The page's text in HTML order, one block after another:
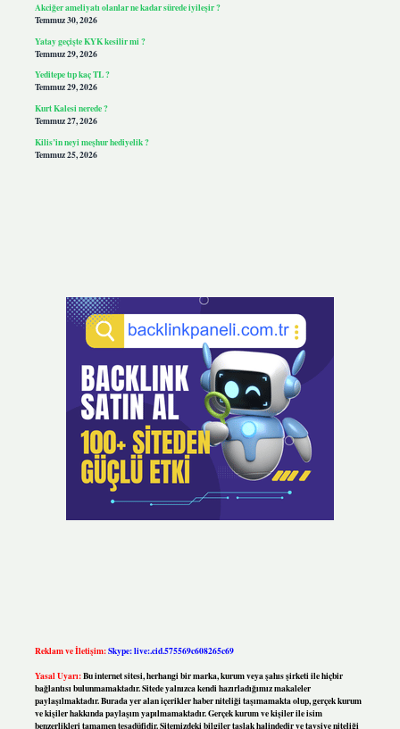
Akciğer ameliyatı olanlar ne kadar sürede iyileşir ?
Temmuz 30, 2026
Yatay geçişte KYK kesilir mi ?
Temmuz 29, 2026
Yeditepe tıp kaç TL ?
Temmuz 29, 2026
Kurt Kalesi nerede ?
Temmuz 27, 2026
Kilis’in neyi meşhur hediyelik ?
Temmuz 25, 2026
Reklam ve İletişim:Skype: live:.cid.575569c608265c69
Yasal Uyarı:Bu internet sitesi, herhangi bir marka, kurum veya şahıs şirketi ile hiçbir
bağlantısı bulunmamaktadır. Sitede yalnızca kendi hazırladığımız makaleler
paylaşılmaktadır. Burada yer alan içerikler haber niteliği taşımamakta olup, gerçek kurum
ve kişiler hakkında paylaşım yapılmamaktadır. Gerçek kurum ve kişiler ile isim
benzerlikleri tamamen tesadüfidir. Sitemizdeki bilgiler taslak halindedir ve tavsiye niteliği